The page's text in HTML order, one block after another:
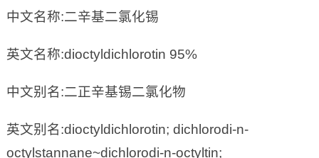
中文名称:二辛基二氯化锡
英文名称:dioctyldichlorotin 95%
中文别名:二正辛基锡二氯化物
英文别名:dioctyldichlorotin; dichlorodi-n-
octylstannane~dichlorodi-n-octyltin;